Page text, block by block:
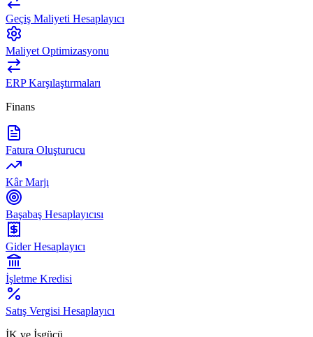
Geçiş Maliyeti Hesaplayıcı
Maliyet Optimizasyonu
ERP Karşılaştırmaları
Finans
Fatura Oluşturucu
Kâr Marjı
Başabaş Hesaplayıcısı
Gider Hesaplayıcı
İşletme Kredisi
Satış Vergisi Hesaplayıcı
İK ve İşgücü